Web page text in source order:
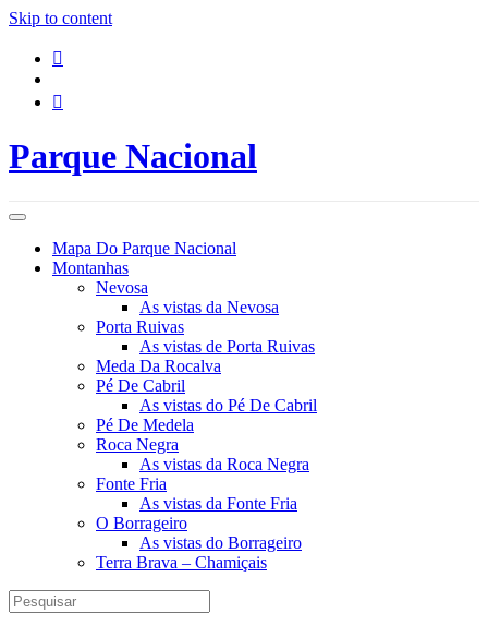
Skip to content
Parque Nacional
Mapa Do Parque Nacional
Montanhas
Nevosa
As vistas da Nevosa
Porta Ruivas
As vistas de Porta Ruivas
Meda Da Rocalva
Pé De Cabril
As vistas do Pé De Cabril
Pé De Medela
Roca Negra
As vistas da Roca Negra
Fonte Fria
As vistas da Fonte Fria
O Borrageiro
As vistas do Borrageiro
Terra Brava – Chamiçais